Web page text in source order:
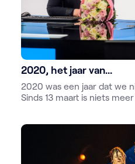
2020, het jaar van...
2020 was een jaar dat we
Sinds 13 maart is niets